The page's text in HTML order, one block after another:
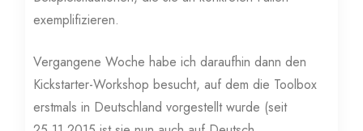
exemplifizieren.
Vergangene Woche habe ich daraufhin dann den
Kickstarter-Workshop besucht, auf dem die Toolbox
erstmals in Deutschland vorgestellt wurde (seit